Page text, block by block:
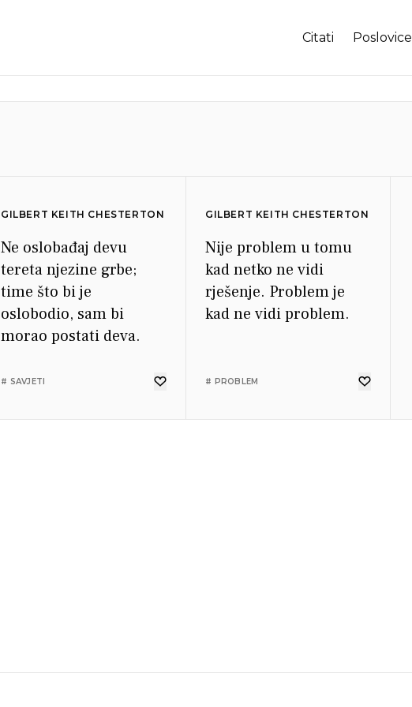
Citati Poslovice
GILBERT KEITH CHESTERTON
Ne oslobađaj devu
tereta njezine grbe;
time što bi je
oslobodio, sam bi
morao postati deva.
# SAVJETI
GILBERT KEITH CHESTERTON
Nije problem u tomu
kad netko ne vidi
rješenje. Problem je
kad ne vidi problem.
# PROBLEM